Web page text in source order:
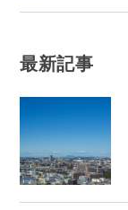
最新記事